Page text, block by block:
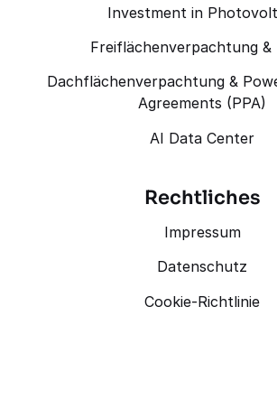
Investment in
Freiflächenverpachtung &
Dachflächenverpachtung &
Agreements (PPA)
AI Data Center
Rechtliches
Impressum
Datenschutz
Cookie-Richtlinie